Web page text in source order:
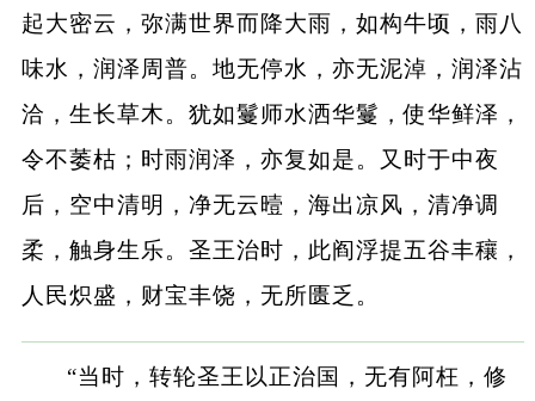
起大密云，弥满世界而降大雨，如构牛顷，雨八
味水，润泽周普。地无停水，亦无泥淖，润泽沾
洽，生长草木。犹如鬘师水洒华鬘，使华鲜泽，
令不萎枯；时雨润泽，亦复如是。又时于中夜
后，空中清明，净无云曀，海出凉风，清净调
柔，触身生乐。圣王治时，此阎浮提五谷丰穰，
人民炽盛，财宝丰饶，无所匮乏。
“当时，转轮圣王以正治国，无有阿枉，修